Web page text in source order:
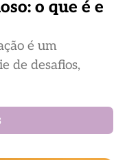
o que é e
é um
de desafios,